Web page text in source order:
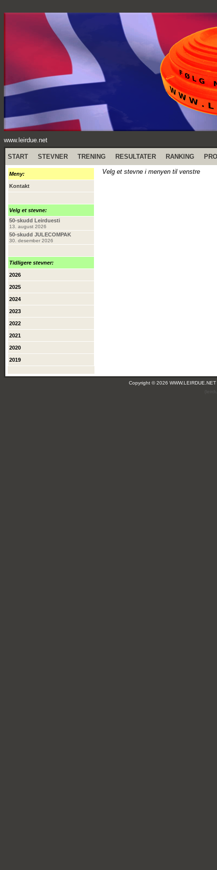
www.leirdue.net
START STEVNER TRENING RESULTATER RANKING
Meny:
Kontakt
Velg et stevne:
50-skudd Leirduesti
13. august 2026
50-skudd JULECOMPAK
30. desember 2026
Tidligere stevner:
2026
2025
2024
2023
2022
2021
2020
2019
Velg et stevne i menyen til venstre
Copyright © 2026